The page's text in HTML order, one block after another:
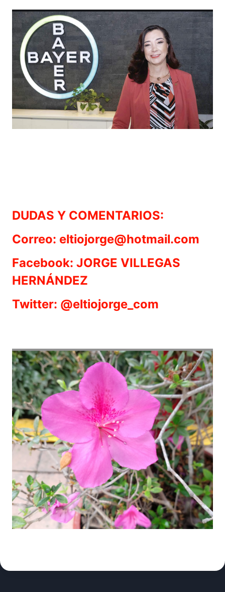
DUDAS Y COMENTARIOS:
Correo: eltiojorge@hotmail.com
Facebook: JORGE VILLEGAS
HERNÁNDEZ
Twitter: @eltiojorge_com